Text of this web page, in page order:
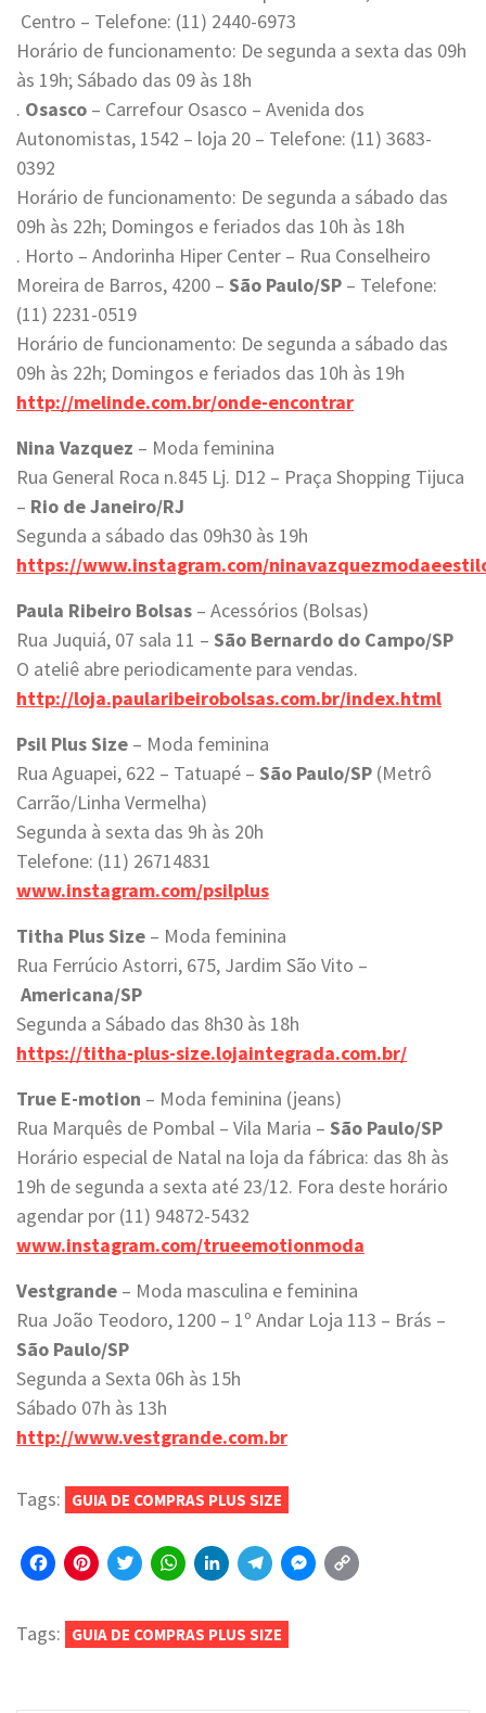
Centro – Telefone: (11) 2440-6973
Horário de funcionamento: De segunda a sexta das 09h
às 19h; Sábado das 09 às 18h
. Osasco – Carrefour Osasco – Avenida dos
Autonomistas, 1542 – loja 20 – Telefone: (11) 3683-
0392
Horário de funcionamento: De segunda a sábado das
09h às 22h; Domingos e feriados das 10h às 18h
. Horto – Andorinha Hiper Center – Rua Conselheiro
Moreira de Barros, 4200 – São Paulo/SP – Telefone:
(11) 2231-0519
Horário de funcionamento: De segunda a sábado das
09h às 22h; Domingos e feriados das 10h às 19h
http://melinde.com.br/onde-encontrar
Nina Vazquez – Moda feminina
Rua General Roca n.845 Lj. D12 – Praça Shopping Tijuca
– Rio de Janeiro/RJ
Segunda a sábado das 09h30 às 19h
https://www.instagram.com/
Paula Ribeiro Bolsas – Acessórios (Bolsas)
Rua Juquiá, 07 sala 11 – São Bernardo do Campo/SP
O ateliê abre periodicamente para vendas.
http://loja.paularibeirobolsas.com.br/index.html
Psil Plus Size – Moda feminina
Rua Aguapei, 622 – Tatuapé – São Paulo/SP (Metrô
Carrão/Linha Vermelha)
Segunda à sexta das 9h às 20h
Telefone: (11) 26714831
www.instagram.com/psilplus
Titha Plus Size – Moda feminina
Rua Ferrúcio Astorri, 675, Jardim São Vito –
Americana/SP
Segunda a Sábado das 8h30 às 18h
https://titha-plus-size.lojaintegrada.com.br/
True E-motion – Moda feminina (jeans)
Rua Marquês de Pombal – Vila Maria – São Paulo/SP
Horário especial de Natal na loja da fábrica: das 8h às
19h de segunda a sexta até 23/12. Fora deste horário
agendar por (11) 94872-5432
www.instagram.com/trueemotionmoda
Vestgrande – Moda masculina e feminina
Rua João Teodoro, 1200 – 1º Andar Loja 113 – Brás –
São Paulo/SP
Segunda a Sexta 06h às 15h
Sábado 07h às 13h
http://www.vestgrande.com.br
Tags: GUIA DE COMPRAS PLUS SIZE
Facebook
Pinterest
Twitter
WhatsApp
LinkedIn
Telegram
Messenger
Tags: GUIA DE COMPRAS PLUS SIZE